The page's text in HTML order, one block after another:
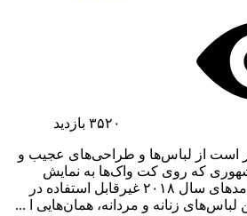
۳۵۲۰ بازدید
بهار و تابستان ۲۰۱۸ پر است از لباس‌ها و طراحی‌های عجیب و
که روی کت واک‌ها به نمایش
گذاشته می‌شود، اما همه مدهای سال ۲۰۱۸ غیرقابل استفاده در
لباس‌های زنانه و مردانه، همان‌هایی ا ...